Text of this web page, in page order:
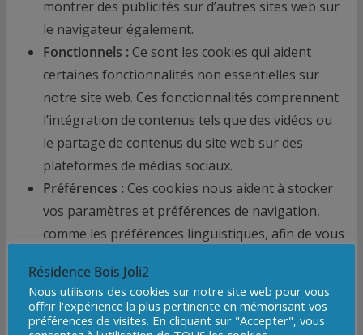
montrer des publicités sur d’autres sites web sur
le navigateur également.
Fonctionnels :Ce sont les cookies qui aident
certaines fonctionnalités non essentielles sur
notre site web. Ces fonctionnalités comprennent
l’intégration de contenus tels que des vidéos ou
le partage de contenus du site web sur des
plateformes de médias sociaux.
Préférences :Ces cookies nous aident à stocker
vos paramètres et préférences de navigation,
comme les préférences linguistiques, afin de vous
vos prochaines visites sur le site web.
La liste ci-dessous détaille les cookies utilisés sur notre site
Résidence Bois Joli2
Nous utilisons des cookies sur notre site web pour vous
offrir l'expérience la plus pertinente en mémorisant vos
préférences de visites. En cliquant sur "Accepter", vous